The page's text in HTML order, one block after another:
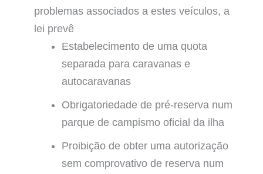
problemas associados a estes veículos, a
lei prevê
Estabelecimento de uma quota
separada para caravanas e
autocaravanas
Obrigatoriedade de pré-reserva num
parque de campismo oficial da ilha
Proibição de obter uma autorização
sem comprovativo de reserva num